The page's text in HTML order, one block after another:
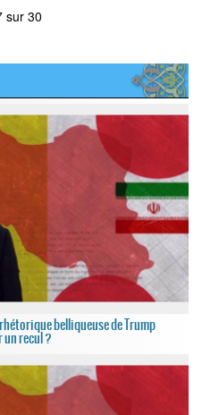
sur 30
belliqueuse de Trump
un recul ?